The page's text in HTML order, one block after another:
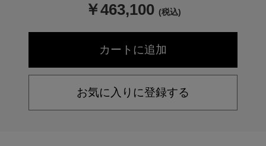
￥463,100 (税込)
お気に入りに登録する